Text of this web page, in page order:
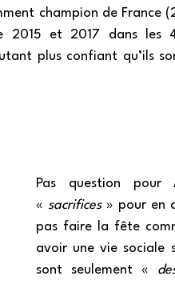
champion de France
et 2017 dans les
plus confiant qu’ils
Pas question
« sacrifices» pour en
pas faire la fête
avoir une vie sociale
sont seulement «